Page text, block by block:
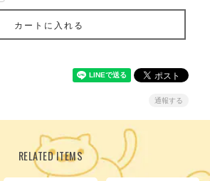
カートに入れる
通報する
RELATED ITEMS